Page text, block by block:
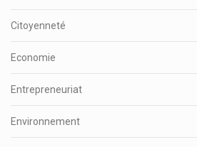
Citoyenneté
Economie
Entrepreneuriat
Environnement